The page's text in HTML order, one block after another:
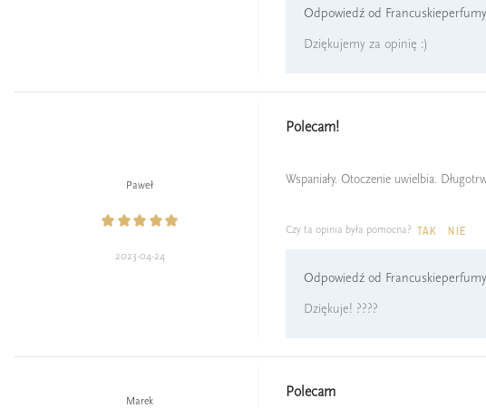
Odpowiedź od
Dziękujemy za opinię :)
Paweł
2023-04-24
Polecam!
Wspaniały. Otoczenie uwielbia.
Czy ta opinia była pomocna? TAK NIE
Odpowiedź od
Dziękuje! ????
Marek
Polecam